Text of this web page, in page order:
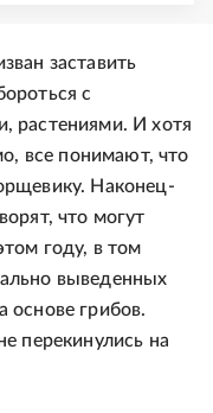
заставить
с
растениями. И хотя
все понимают, что
Наконец-
что могут
году, в том
выведенных
основе грибов.
перекинулись на